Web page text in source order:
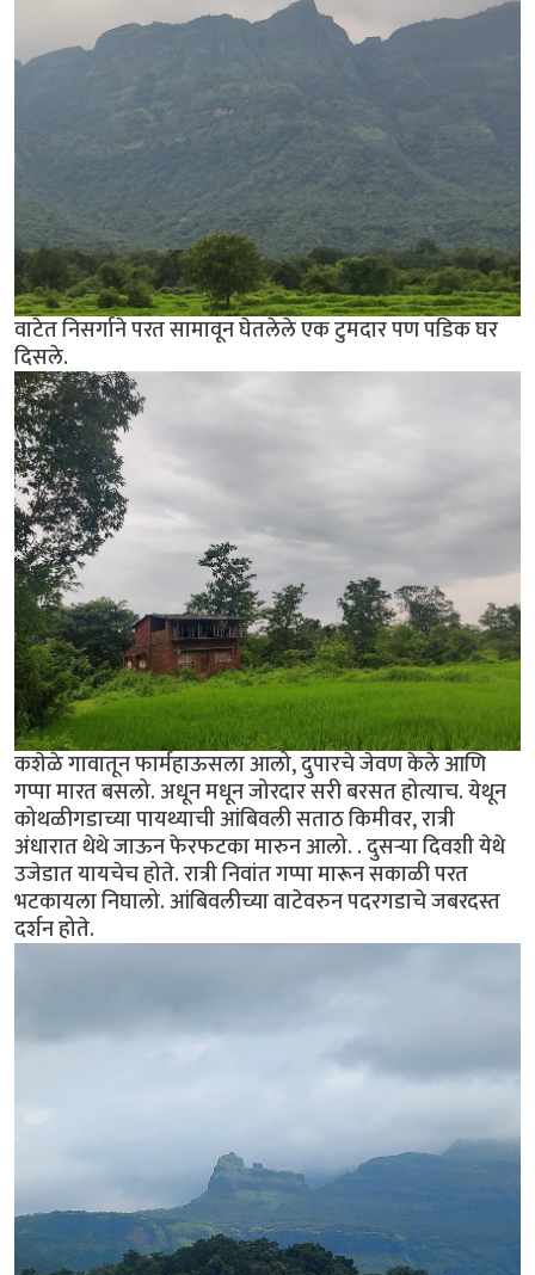
वाटेत निसर्गाने परत सामावून घेतलेले एक टुमदार पण पडिक घर
दिसले.
कशेळे गावातून फार्महाऊसला आलो, दुपारचे जेवण केले आणि
गप्पा मारत बसलो. अधून मधून जोरदार सरी बरसत होत्याच. येथून
कोथळीगडाच्या पायथ्याची आंबिवली सताठ किमीवर, रात्री
अंधारात थेथे जाऊन फेरफटका मारुन आलो. . दुसर्‍या दिवशी येथे
उजेडात यायचेच होते. रात्री निवांत गप्पा मारून सकाळी परत
भटकायला निघालो. आंबिवलीच्या वाटेवरुन पदरगडाचे जबरदस्त
दर्शन होते.